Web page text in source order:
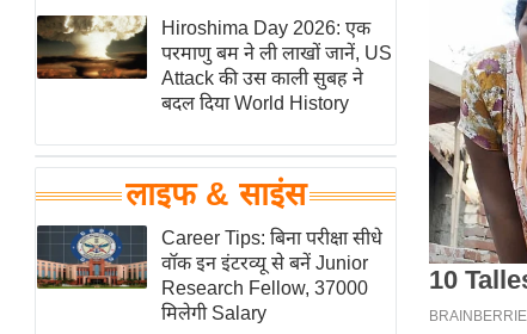
News
लाइफस्टाइल
टेक्नॉलॉजी
घरेलू नुस्खे
पर्यटन स्थल
फिटनेस मंत्रा
रिलेशनशिप
राजनीति
Hiroshima Day 2026: एक
परमाणु बम ने ली लाखों जानें, US
Attack की उस काली सुबह ने
बदल दिया World History
लाइफ & साइंस
Career Tips: बिना परीक्षा सीधे
वॉक इन इंटरव्यू से बनें Junior
Research Fellow, 37000
मिलेगी Salary